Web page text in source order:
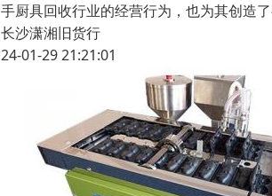
手厨具回收行业的经营行为，也为其创造
长沙潇湘旧货行
24-01-29 21:21:01